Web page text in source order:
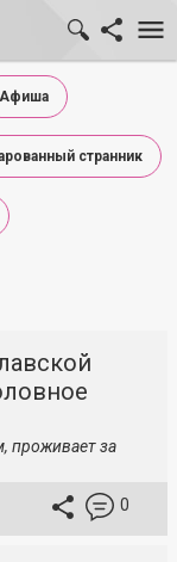
Афиша
странник
проживает за
0